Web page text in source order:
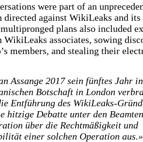
were part of an
directed against WikiLeaks and its
multipronged plans also included
WikiLeaks associates, sowing
members, and stealing their
Assange 2017 sein fünftes Jahr
Botschaft in London
Entführung des WikiLeaks-
hitzige Debatte unter den
über die Rechtmäßigkeit und
einer solchen Operation aus.